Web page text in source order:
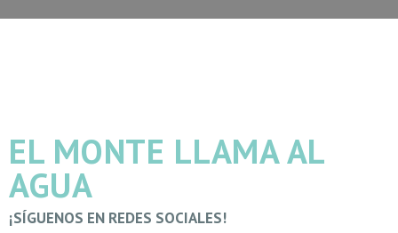
EL MONTE LLAMA AL
AGUA
¡SÍGUENOS EN REDES SOCIALES!